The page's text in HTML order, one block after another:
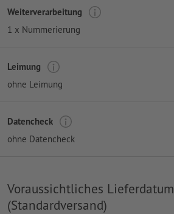
Weiterverarbeitung
1 x Nummerierung
Leimung
ohne Leimung
Datencheck
ohne Datencheck
Voraussichtliches Lieferdatum
(Standardversand)